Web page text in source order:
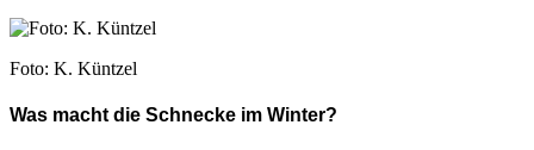
Foto: K. Küntzel
Was macht die Schnecke im Winter?